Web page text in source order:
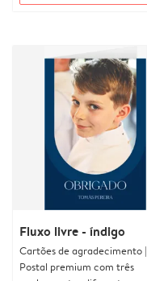
Fluxo livre - índigo
Cartões de agradecimento |
Postal premium com três